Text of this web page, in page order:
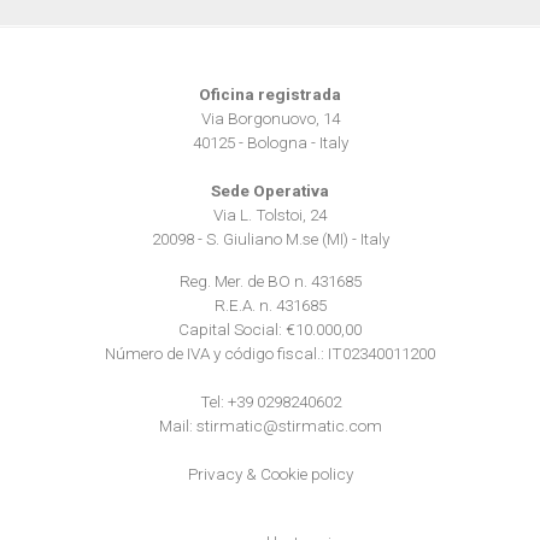
analizzare il nostro traffico. Condividiamo inoltre
informazioni sul modo in cui utilizza il nostro sito con i
pubblicità e social media, i quali potrebbero combinarle
con altre informazioni che ha fornito loro o che hanno
raccolto dal suo utilizzo dei loro servizi.
Oficina registrada
Via Borgonuovo, 14
40125 - Bologna - Italy
Sede Operativa
Via L. Tolstoi, 24
20098 - S. Giuliano M.se (MI) - Italy
Reg. Mer. de BO n. 431685
R.E.A. n. 431685
Capital Social: €10.000,00
Número de IVA y código fiscal.: IT02340011200
Tel: +39 0298240602
Mail: stirmatic@stirmatic.com
Privacy& Cookie policy